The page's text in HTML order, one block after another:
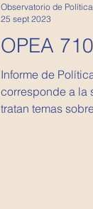
OPEA 710
Informe de
corresponde a la
tratan temas
Observatorio de
25 sept 2023